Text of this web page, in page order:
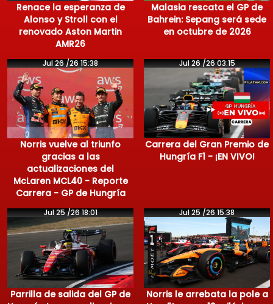
Renace la esperanza de
Alonso y Stroll con el
renovado Aston Martin
AMR26
Malasia rescata el GP de
Bahrein: Sepang será sede
en octubre de 2026
Jul 26 /26 15:38
Norris vuelve al triunfo
gracias a las
actualizaciones del
McLaren MCL40 - Reporte
Carrera - GP de Hungría
Jul 26 /26 03:15
Carrera del Gran Premio de
Hungría F1 - ¡EN VIVO!
Jul 25 /26 18:01
Parrilla de salida del GP de
Jul 25 /26 15:38
Norris le arrebata la pole a